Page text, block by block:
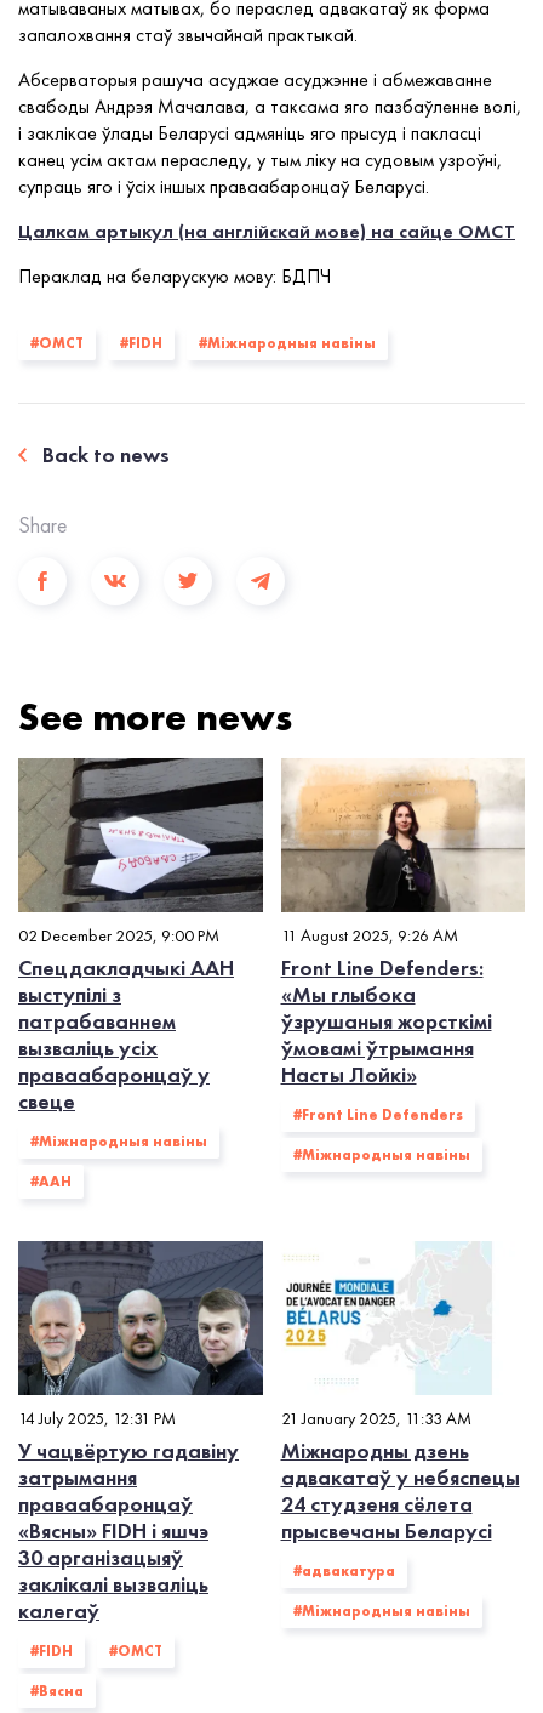
матываваных матывах, бо пераслед адвакатаўяк форма
запалохвання стаў звычайнай практыкай.
Абсерваторыя рашуча асуджае асуджэнне і абмежаванне
свабоды Андрэя Мачалава, а таксама яго пазбаўленне волі,
і заклікае ўлады Беларусі адмяніць яго прысуд і пакласці
канец усім актам пераследу, у тым ліку на судовым узроўні,
супраць яго і ўсіх іншых праваабаронцаў Беларусі.
Цалкам артыкул (на англійскай мове) на сайце ОМСТ
Пераклад на беларускую мову: БДПЧ
#OMCT #FIDH #Міжнародныя навіны
Back to news
Share
See more news
02 December 2025, 9:00 PM
Спецдакладчыкі ААН
выступілі з
патрабаваннем
вызваліць усіх
праваабаронцаў у
свеце
#Міжнародныя навіны
#ААН
11 August 2025, 9:26 AM
Front Line Defenders:
«Мы глыбока
ўзрушаныя жорсткімі
ўмовамі ўтрымання
Насты Лойкі»
#Front Line Defenders
#Міжнародныя навіны
14 July 2025, 12:31 PM
У чацвёртую гадавіну
затрымання
праваабаронцаў
«Вясны» FIDH і яшчэ
30 арганізацыяў
заклікалі вызваліць
калегаў
#FIDH #OMCT
#Вясна
21 January 2025, 11:33 AM
Міжнародны дзень
адвакатаў у небяспецы
24 студзеня сёлета
прысвечаны Беларусі
#адвакатура
#Міжнародныя навіны